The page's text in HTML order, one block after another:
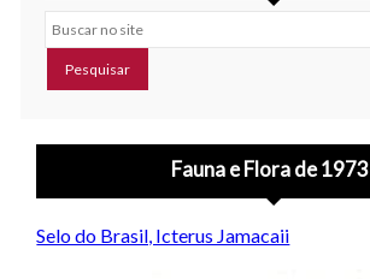
Buscar no site
Fauna e Flora de 1973
Selo do Brasil, Icterus Jamacaii